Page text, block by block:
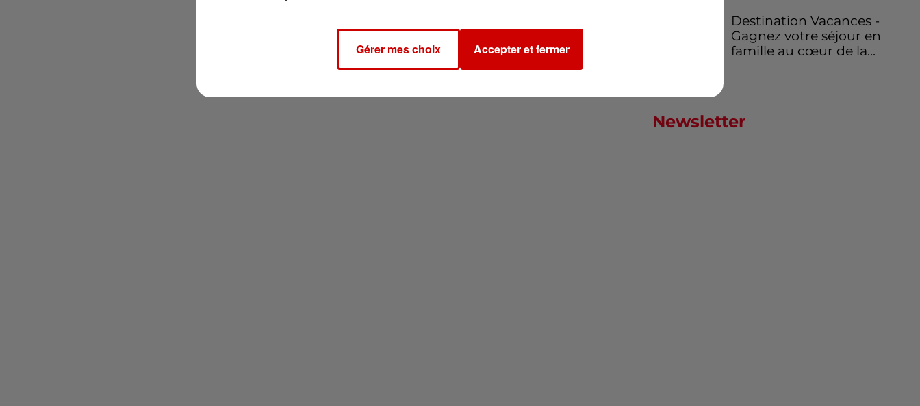
Destination Vacances -
Gagnez votre séjour en
famille au cœur de la...
Newsletter
Gérer mes choix Accepter et fermer